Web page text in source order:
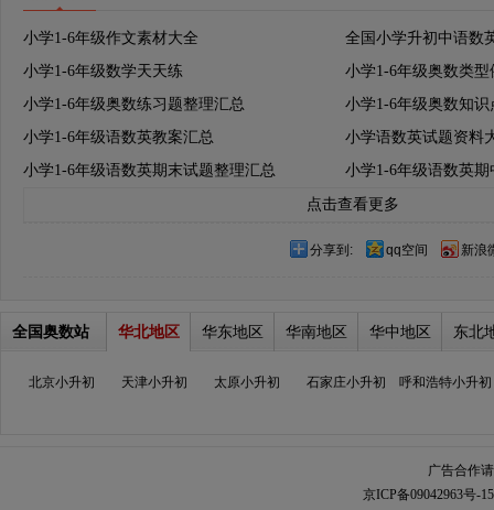
小学1-6年级作文素材大全
全国小学升初中语数
小学1-6年级数学天天练
小学1-6年级奥数类
小学1-6年级奥数练习题整理汇总
小学1-6年级奥数知识
小学1-6年级语数英教案汇总
小学语数英试题资料
小学1-6年级语数英期末试题整理汇总
小学1-6年级语数英
点击查看更多
分享到: qq空间 新浪
全国奥数站 华北地区 华东地区 华南地区 华中地区 东北
北京小升初 天津小升初 太原小升初 石家庄小升初 呼和浩特小升初
广告合作
京ICP备09042963号-15